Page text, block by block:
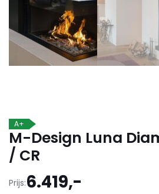
A+
M-Design Luna
/ CR
Prijs:6.419,-